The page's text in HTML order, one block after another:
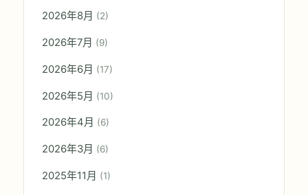
2026年8月 (2)
2026年7月 (9)
2026年6月 (17)
2026年5月 (10)
2026年4月 (6)
2026年3月 (6)
2025年11月 (1)